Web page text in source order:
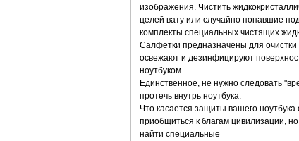
изображения. Чистить
целей вату или случайно попавшие
комплекты специальных чистящих
Салфетки предназначены для очистки
освежают и дезинфицируют
ноутбуком.
Единственное, не нужно следовать
протечь внутрь ноутбука.
Что касается защиты вашего
приобщиться к благам цивилизации,
найти специальные